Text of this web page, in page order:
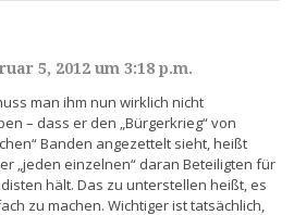
5, 2012 um 3:18 p.m.
man ihm nun wirklich nicht
– dass er den „Bürgerkrieg“ von
Banden angezettelt sieht, heißt
„jeden einzelnen“ daran Beteiligten für
hält. Das zu unterstellen heißt, es
zu machen. Wichtiger ist tatsächlich,